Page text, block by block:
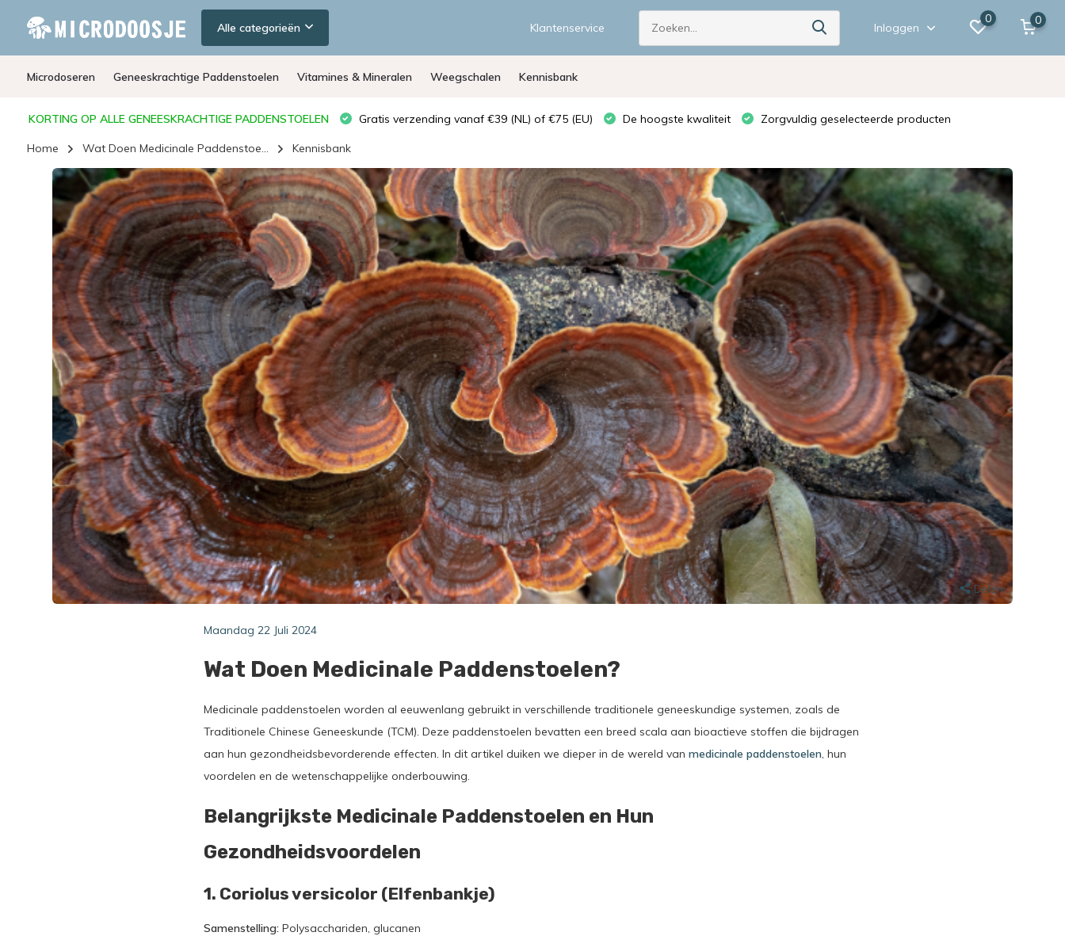
Alle categorieën Klantenservice Inloggen
0 0
Microdoseren Geneeskrachtige Paddenstoelen Vitamines & Mineralen Weegschalen Kennisbank
KORTING OP ALLE GENEESKRACHTIGE PADDENSTOELEN Gratis verzending vanaf €39 (NL) of €75 (EU) De hoogste kwaliteit Zorgvuldig geselecteerde producten
Home Wat Doen Medicinale Paddenstoe... Kennisbank
Delen
Maandag 22 Juli 2024
Wat Doen Medicinale Paddenstoelen?
Medicinale paddenstoelen worden al eeuwenlang gebruikt in verschillende traditionele geneeskundige systemen, zoals de
Traditionele Chinese Geneeskunde (TCM). Deze paddenstoelen bevatten een breed scala aan bioactieve stoffen die bijdragen
aan hun gezondheidsbevorderende effecten. In dit artikel duiken we dieper in de wereld vanmedicinale paddenstoelen, hun
voordelen en de wetenschappelijke onderbouwing.
Belangrijkste Medicinale Paddenstoelen en Hun
Gezondheidsvoordelen
1. Coriolus versicolor (Elfenbankje)
Samenstelling: Polysacchariden, glucanen